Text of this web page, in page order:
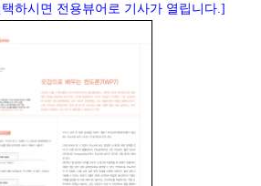
하시면 전용뷰어로 기사가 열립니다.]